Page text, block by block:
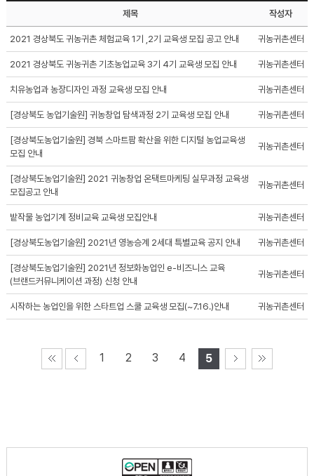
제목 작성자
2021 경상북도 귀농귀촌 체험교육 1기 ,2기 교육생 모집 공고 안내 귀농귀촌센터
2021 경상북도 귀농귀촌 기초농업교육 3기 4기 교육생 모집 안내 귀농귀촌센터
치유농업과 농장디자인 과정 교육생 모집 안내 귀농귀촌센터
[경상북도 농업기술원] 귀농창업 탐색과정 2기 교육생 모집 안내 귀농귀촌센터
[경상북도농업기술원] 경북 스마트팜 확산을 위한 디지털 농업교육생
모집 안내
귀농귀촌센터
[경상북도농업기술원] 2021 귀농창업 온택트마케팅 실무과정 교육생
모집공고 안내
귀농귀촌센터
밭작물 농업기계 정비교육 교육생 모집안내 귀농귀촌센터
[경상북도농업기술원] 2021년 영농승계 2세대 특별교육 공지 안내 귀농귀촌센터
[경상북도농업기술원] 2021년 정보화농업인 e-비즈니스 교육
(브랜드커뮤니케이션 과정) 신청 안내
귀농귀촌센터
시작하는 농업인을 위한 스타트업 스쿨 교육생 모집(~7.16.)안내 귀농귀촌센터
1 2 3 4 5